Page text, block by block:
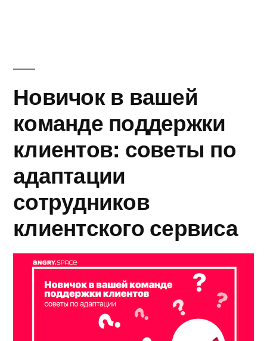
Новичок в вашей
команде поддержки
клиентов: советы по
адаптации
сотрудников
клиентского сервиса